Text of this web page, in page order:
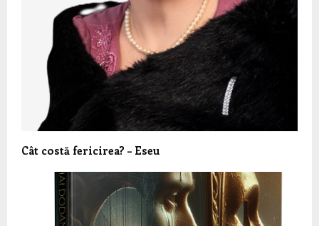
Cât costă fericirea? – Eseu